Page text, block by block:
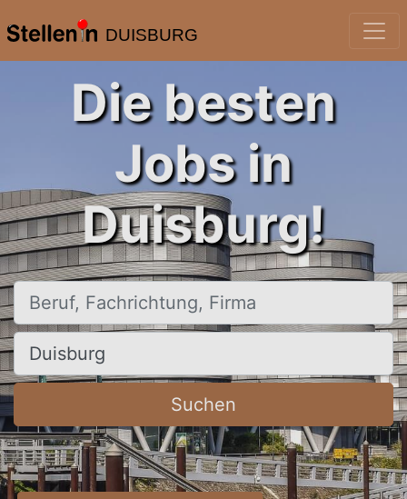
DUISBURG
Die besten
Jobs in
Duisburg!
Beruf, Fachrichtung, Firma
Ort, Stadt
Suchen